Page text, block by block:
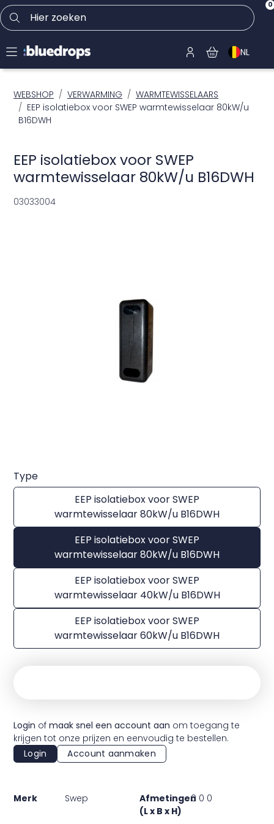
Hier zoeken 0
NL
WEBSHOP VERWARMING
WARMTEWISSELAARS
EEP isolatiebox voor SWEP warmtewisselaar 80kW/u
B16DWH
EEP isolatiebox voor SWEP
warmtewisselaar 80kW/u B16DWH
03033004
Type
EEP isolatiebox voor SWEP
warmtewisselaar 80kW/u B16DWH
EEP isolatiebox voor SWEP
warmtewisselaar 80kW/u B16DWH
EEP isolatiebox voor SWEP
warmtewisselaar 40kW/u B16DWH
EEP isolatiebox voor SWEP
warmtewisselaar 60kW/u B16DWH
Login of maak snel een account aan om toegang te
krijgen tot onze prijzen en eenvoudig te bestellen.
Login
Account aanmaken
Merk Swep
Afmetingen
(L x B x H)
0 0 0